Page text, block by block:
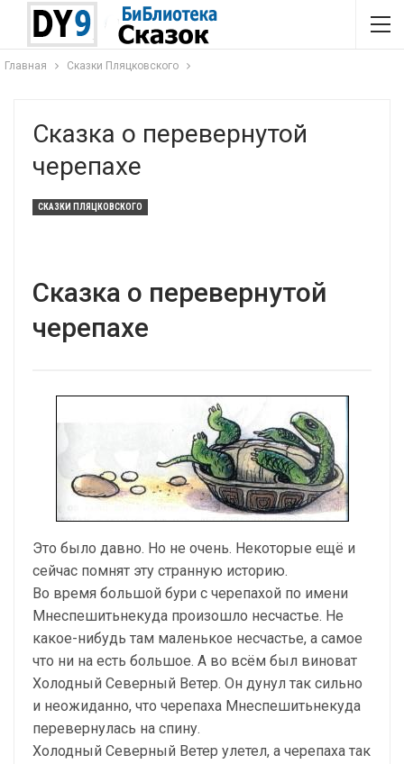
Главная Сказки Пляцковского
Сказка о перевернутой
черепахе
СКАЗКИ ПЛЯЦКОВСКОГО
Сказка о перевернутой
черепахе
Это было давно. Но не очень. Некоторые ещё и
сей­час помнят эту странную историю.
Во время большой бури с черепахой по имени
Мнеспешитьнекуда произошло несчастье. Не
какое-нибудь там маленькое несчастье, а самое
что ни на есть боль­шое. А во всём был виноват
Холодный Северный Ве­тер. Он дунул так сильно
и неожиданно, что черепаха Мнеспешитьнекуда
перевернулась на спину.
Холодный Северный Ветер улетел, а черепаха так